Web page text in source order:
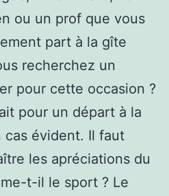
ou un prof que vous
part à la gîte
recherchez un
pour cette occasion ?
pour un départ à la
cas évident. Il faut
les apréciations du
t-il le sport ? Le